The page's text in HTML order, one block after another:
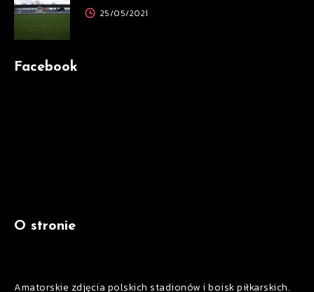
25/05/2021
Facebook
O stronie
Amatorskie zdjęcia polskich stadionów i boisk piłkarskich.